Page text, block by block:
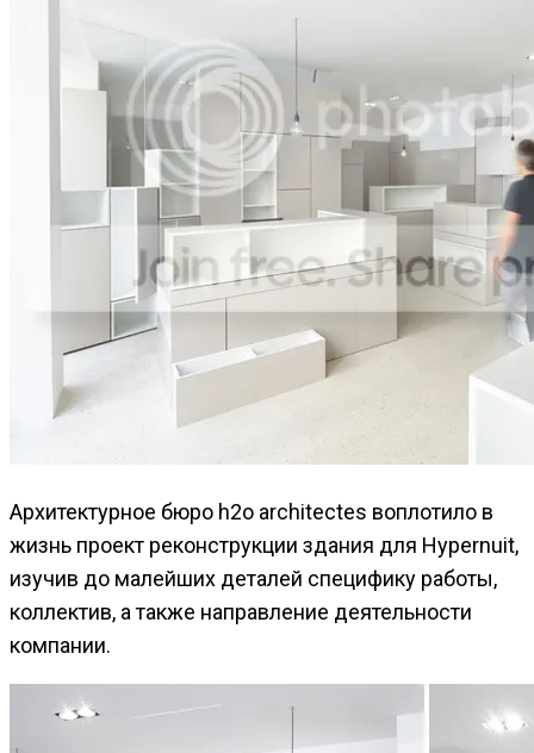
Архитектурное бюро h2o architectes воплотило в
жизнь проект реконструкции здания для Hypernuit,
изучив до малейших деталей специфику работы,
коллектив, а также направление деятельности
компании.